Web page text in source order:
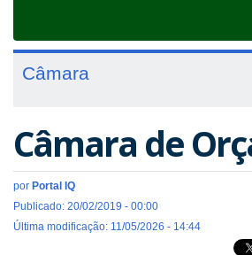
Câmara
Câmara de
por Portal IQ
Publicado: 20/02/2019 - 00:00
Última modificação: 11/05/2026 - 14:44